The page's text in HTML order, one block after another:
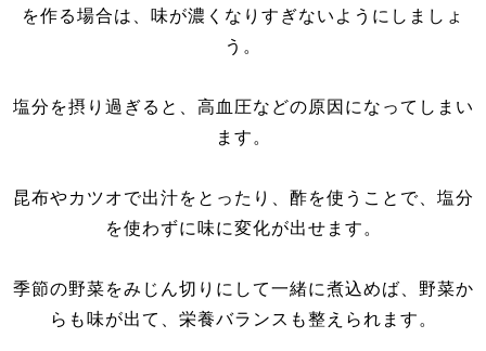
を作る場合は、味が濃くなりすぎないようにしましょ
う。
塩分を摂り過ぎると、高血圧などの原因になってしまい
ます。
昆布やカツオで出汁をとったり、酢を使うことで、塩分
を使わずに味に変化が出せます。
季節の野菜をみじん切りにして一緒に煮込めば、野菜か
らも味が出て、栄養バランスも整えられます。